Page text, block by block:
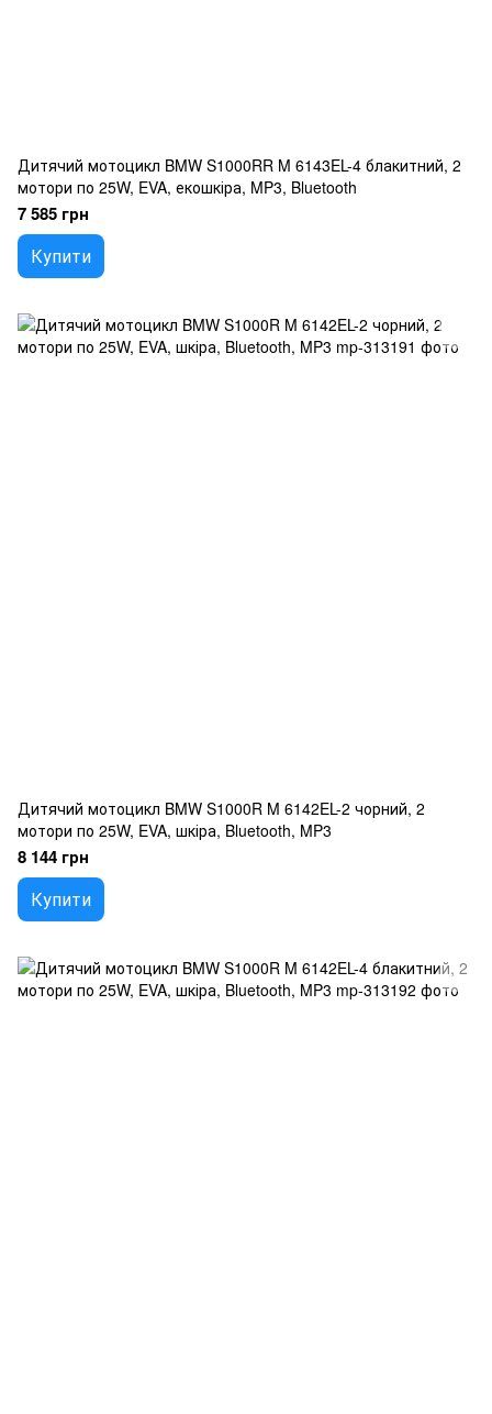
Дитячий мотоцикл BMW S1000RR M 6143EL-4 блакитний, 2
мотори по 25W, EVA, екошкіра, MP3, Bluetooth
7 585 грн
Купити
Дитячий мотоцикл BMW S1000R M 6142EL-2 чорний, 2
мотори по 25W, EVA, шкіра, Bluetooth, MP3
8 144 грн
Купити